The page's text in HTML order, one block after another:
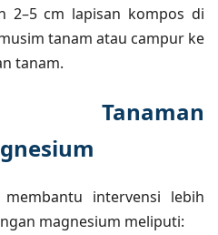
2–5 cm lapisan kompos di
tanam atau campur ke
tanam.
Tanaman
intervensi lebih
magnesium meliputi: